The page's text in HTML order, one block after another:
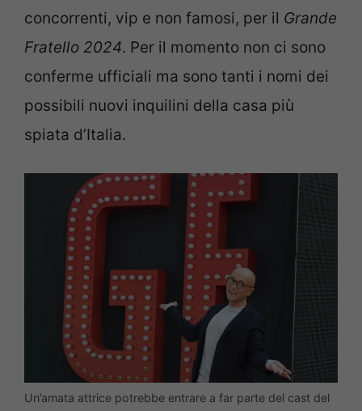
concorrenti, vip e non famosi, per il Grande
Fratello 2024. Per il momento non ci sono
conferme ufficiali ma sono tanti i nomi dei
possibili nuovi inquilini della casa più
spiata d’Italia.
Un’amata attrice potrebbe entrare a far parte del cast del